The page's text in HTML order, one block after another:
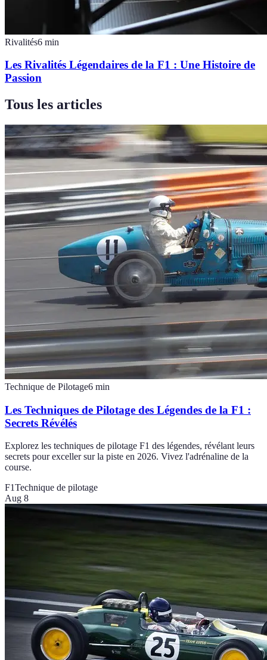
Rivalités6 min
Les Rivalités Légendaires de la F1 : Une Histoire de
Passion
Tous les articles
Technique de Pilotage6 min
Les Techniques de Pilotage des Légendes de la F1 :
Secrets Révélés
Explorez les techniques de pilotage F1 des légendes, révélant leurs
secrets pour exceller sur la piste en 2026. Vivez l'adrénaline de la
course.
F1Technique de pilotage
Aug 8